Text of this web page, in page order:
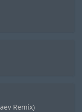
Remix)